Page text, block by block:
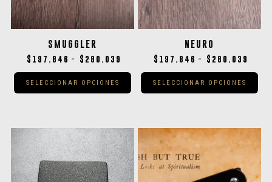
SMUGGLER
$ 197.846 - $ 280.039
SELECCIONAR OPCIONES
NEURO
$ 197.846 - $ 280.039
SELECCIONAR OPCIONES